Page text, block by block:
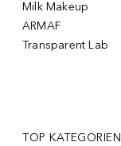
Milk Makeup
ARMAF
Transparent Lab
TOP KATEGORIEN